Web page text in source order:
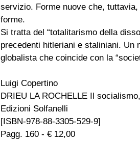
servizio. Forme nuove che,
forme.
Si tratta del “totalitarismo della
precedenti hitleriani e staliniani.
globalista che coincide con la
Luigi Copertino
DRIEU LA ROCHELLE Il
Edizioni Solfanelli
[ISBN-978-88-3305-529-9]
Pagg. 160 - € 12,00